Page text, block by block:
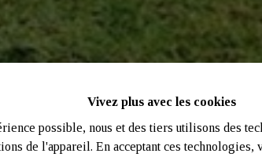
Vivez plus avec les cookies
possible, nous et des tiers utilisons des
de l'appareil. En acceptant ces technologies,